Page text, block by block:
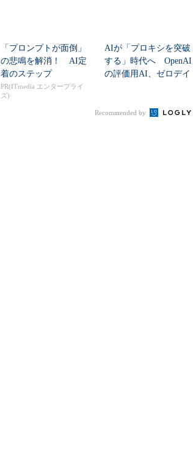
「プロンプトが面倒」
の悲鳴を解消！ AI定
着のステップ
PR(ITmedia エンタープライ
ズ)
AIが「プロキシを突破
する」時代へ OpenAI
の評価用AI、ゼロデイ
Recommended by